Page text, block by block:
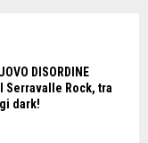
DISORDINE
Serravalle Rock, tra
dark!